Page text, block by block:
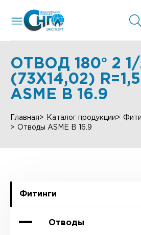
ОТВОД 180° 2
(73Х14,02)
ASME B 16.9
Главная Каталог продукции
Отводы ASME B 16.9
Фитинги
Отводы